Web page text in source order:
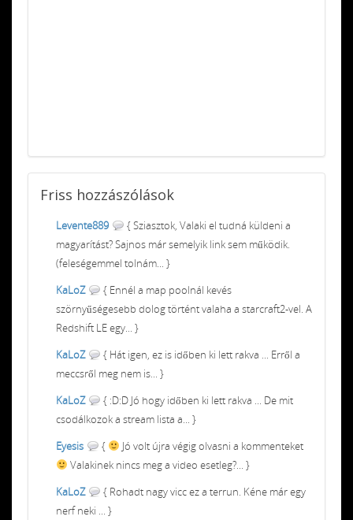
Friss hozzászólások
Levente889
{ Sziasztok, Valaki el tudná küldeni a
magyarítást? Sajnos már semelyik link sem működik.
(feleségemmel tolnám... }
KaLoZ
{ Ennél a map poolnál kevés
szörnyűségesebb dolog történt valaha a starcraft2-vel. A
Redshift LE egy... }
KaLoZ
{ Hát igen, ez is időben ki lett rakva ... Erről a
meccsről meg nem is... }
KaLoZ
{ :D:D Jó hogy időben ki lett rakva ... De mit
csodálkozok a stream lista a... }
Eyesis
{
Jó volt újra végig olvasni a kommenteket
Valakinek nincs meg a video esetleg?... }
KaLoZ
{ Rohadt nagy vicc ez a terrun. Kéne már egy
nerf neki ... }